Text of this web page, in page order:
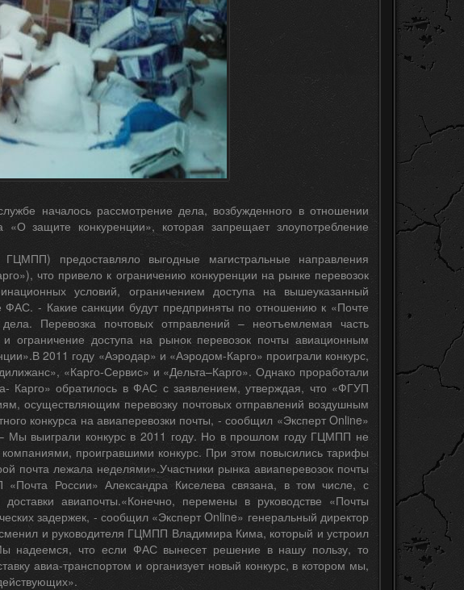
началось рассмотрение дела, возбужденного в отношении
защите конкуренции», которая запрещает злоупотребление
предоставляло выгодные магистральные направления
что привело к ограничению конкуренции на рынке перевозок
условий, ограничением доступа на вышеуказанный
- Какие санкции будут предприняты по отношению к «Почте
Перевозка почтовых отправлений – неотъемлемая часть
и ограничение доступа на рынок перевозок почты авиационным
2011 году «Аэродар» и «Аэродом-Карго» проиграли конкурс,
«Карго-Сервис» и «Дельта–Карго». Однако проработали
Карго» обратилось в ФАС с заявлением, утверждая, что «ФГУП
осуществляющим перевозку почтовых отправлений воздушным
конкурса на авиаперевозки почты, - сообщил «Эксперт Online»
Мы выиграли конкурс в 2011 году. Но в прошлом году ГЦМПП не
проигравшими конкурс. При этом повысились тарифы
почта лежала неделями».Участники рынка авиаперевозок почты
России» Александра Киселева связана, в том числе, с
авиапочты.«Конечно, перемены в руководстве «Почты
задержек, - сообщил «Эксперт Online» генеральный директор
и руководителя ГЦМПП Владимира Кима, который и устроил
надеемся, что если ФАС вынесет решение в нашу пользу, то
авиа-транспортом и организует новый конкурс, в котором мы,